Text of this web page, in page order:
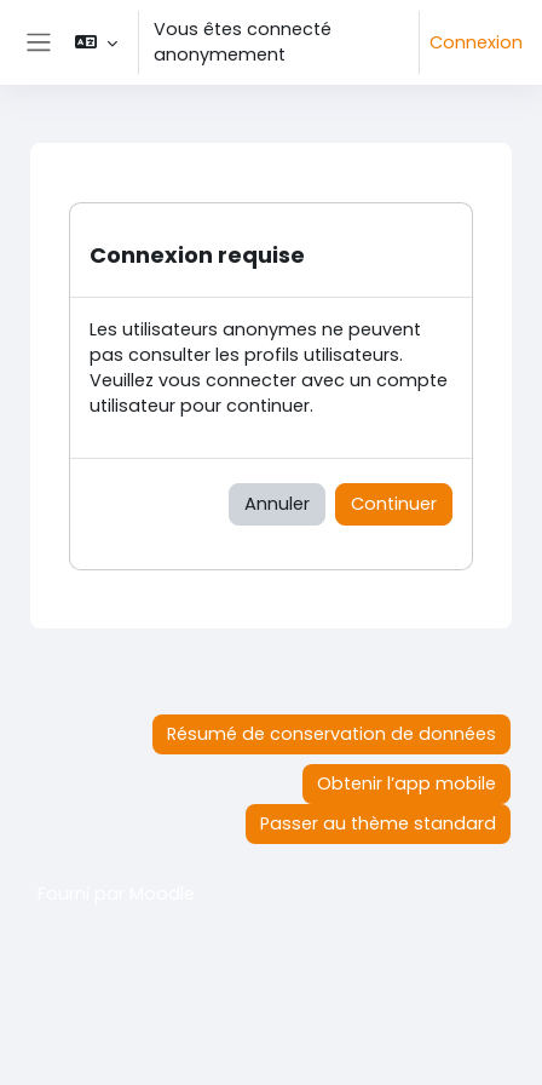
Passer au contenu principal
Panneau latéral
Vous êtes connecté
anonymement
Connexion
Connexion requise
Les utilisateurs anonymes ne peuvent
pas consulter les profils utilisateurs.
Veuillez vous connecter avec un compte
utilisateur pour continuer.
Annuler Continuer
Résumé de conservation de données
Obtenir l’app mobile
Passer au thème standard